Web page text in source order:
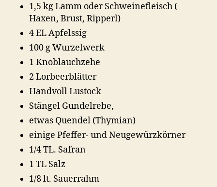
1,5 kg Lamm oder Schweinefleisch (
Haxen, Brust, Ripperl)
4 EL Apfelssig
100 g Wurzelwerk
1 Knoblauchzehe
2 Lorbeerblätter
Handvoll Lustock
Stängel Gundelrebe,
etwas Quendel (Thymian)
einige Pfeffer- und Neugewürzkörner
1/4 TL. Safran
1 TL Salz
1/8 lt. Sauerrahm